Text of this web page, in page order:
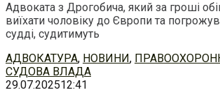
Адвоката з Дрогобича, який за гроші
виїхати чоловіку до Європи та
судді, судитимуть
Перейти
до
змісту
АДВОКАТУРА, НОВИНИ,
СУДОВА ВЛАДА
29.07.202512:41